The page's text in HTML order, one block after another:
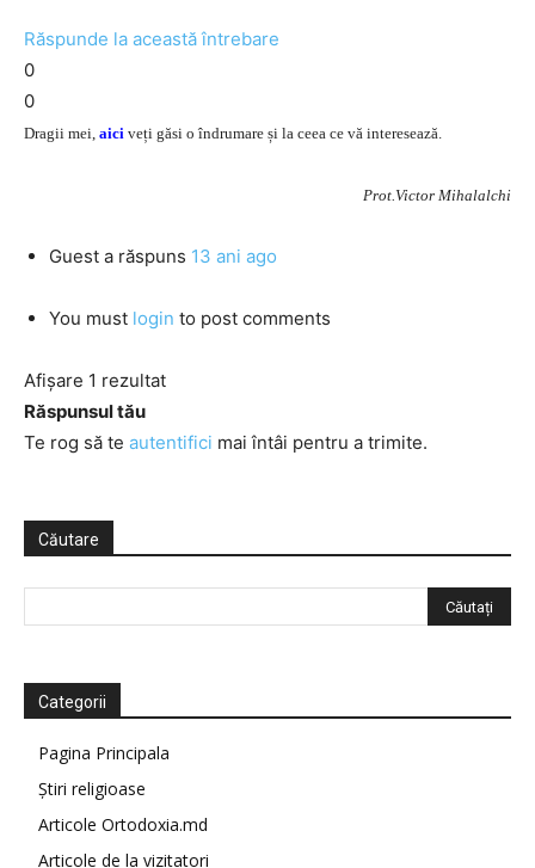
Răspunde la această întrebare
0
0
Dragii mei, aici veți găsi o îndrumare și la ceea ce vă interesează.
Prot.Victor Mihalalchi
Guest a răspuns 13 ani ago
You must login to post comments
Afișare 1 rezultat
Răspunsul tău
Te rog să te autentifici mai întâi pentru a trimite.
Căutare
Categorii
Pagina Principala
Știri religioase
Articole Ortodoxia.md
Articole de la vizitatori